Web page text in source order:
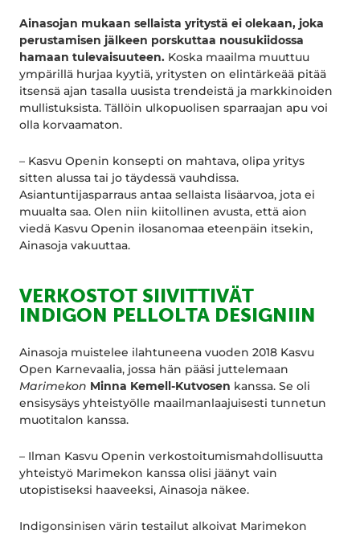
Ainasojan mukaan sellaista yritystä ei olekaan, joka
perustamisen jälkeen porskuttaa nousukiidossa
hamaan tulevaisuuteen. Koska maailma muuttuu
ympärillä hurjaa kyytiä, yritysten on elintärkeää pitää
itsensä ajan tasalla uusista trendeistä ja markkinoiden
mullistuksista. Tällöin ulkopuolisen sparraajan apu voi
olla korvaamaton.
– Kasvu Openin konsepti on mahtava, olipa yritys
sitten alussa tai jo täydessä vauhdissa.
Asiantuntijasparraus antaa sellaista lisäarvoa, jota ei
muualta saa. Olen niin kiitollinen avusta, että aion
viedä Kasvu Openin ilosanomaa eteenpäin itsekin,
Ainasoja vakuuttaa.
VERKOSTOT SIIVITTIVÄT
INDIGON PELLOLTA DESIGNIIN
Ainasoja muistelee ilahtuneena vuoden 2018 Kasvu
Open Karnevaalia, jossa hän pääsi juttelemaan
Marimekon Minna Kemell-Kutvosen kanssa. Se oli
ensisysäys yhteistyölle maailmanlaajuisesti tunnetun
muotitalon kanssa.
– Ilman Kasvu Openin verkostoitumismahdollisuutta
yhteistyö Marimekon kanssa olisi jäänyt vain
utopistiseksi haaveeksi, Ainasoja näkee.
Indigonsinisen värin testailut alkoivat Marimekon